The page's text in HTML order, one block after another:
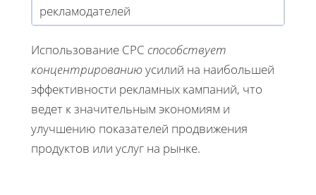
рекламодателей
Использование CPC способствует
концентрированию усилий на наибольшей
эффективности рекламных кампаний, что
ведет к значительным экономиям и
улучшению показателей продвижения
продуктов или услуг на рынке.